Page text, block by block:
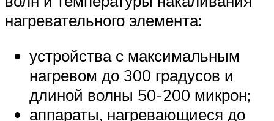
нагревательного элемента:
устройства с максимальным
нагревом до 300 градусов и
длиной волны 50-200 микрон;
аппараты, нагревающиеся до